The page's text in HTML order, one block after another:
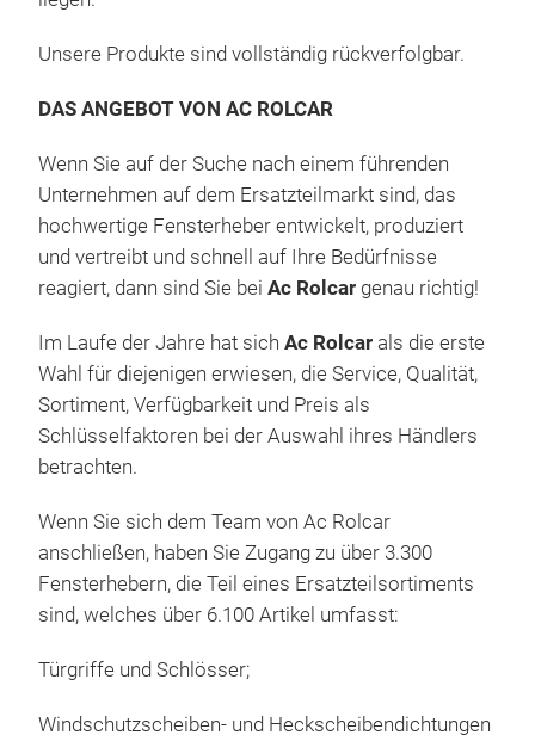
Unsere Produkte sind vollständig rückverfolgbar.
DAS ANGEBOT VON AC ROLCAR
Wenn Sie auf der Suche nach einem führenden
Unternehmen auf dem Ersatzteilmarkt sind, das
hochwertige Fensterheber entwickelt, produziert
und vertreibt und schnell auf Ihre Bedürfnisse
reagiert, dann sind Sie bei Ac Rolcar genau richtig!
Im Laufe der Jahre hat sich Ac Rolcar als die erste
Wahl für diejenigen erwiesen, die Service, Qualität,
Sortiment, Verfügbarkeit und Preis als
Schlüsselfaktoren bei der Auswahl ihres Händlers
betrachten.
Wenn Sie sich dem Team von Ac Rolcar
anschließen, haben Sie Zugang zu über 3.300
Fensterhebern, die Teil eines Ersatzteilsortiments
sind, welches über 6.100 Artikel umfasst:
Türgriffe und Schlösser;
Windschutzscheiben- und Heckscheibendichtungen